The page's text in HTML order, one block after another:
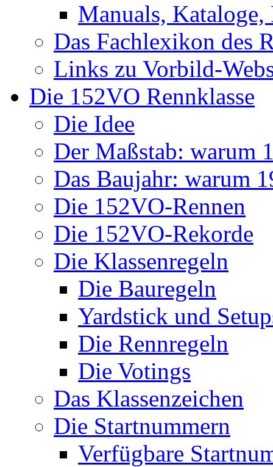
Manuals, Kataloge,
Das Fachlexikon des
Links zu Vorbild-
Die 152VO Rennklasse
Die Idee
Der Maßstab: warum
Das Baujahr: warum
Die 152VO-Rennen
Die 152VO-Rekorde
Die Klassenregeln
Die Bauregeln
Yardstick und
Die Rennregeln
Die Votings
Das Klassenzeichen
Die Startnummern
Verfügbare